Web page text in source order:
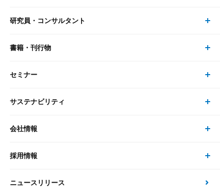
リサーチ
大和総研の強み
先端テクノロジーに基づく新たな価値の創出
レポート・コラム トップ
最新のレポート・コラム
政策分析
研究員・コンサルタント
研究員・コンサルタント トップ
研究員
書籍・刊行物
書籍・刊行物 トップ
書籍
セミナー
セミナー トップ
現在受付中のセミナー・イベント
サステナビリティ
サステナビリティの取り組み
次世代社会への貢献
会社情報
会社情報 トップ
会社概要・役員一覧
採用情報
採用情報 トップ
ニュースリリース